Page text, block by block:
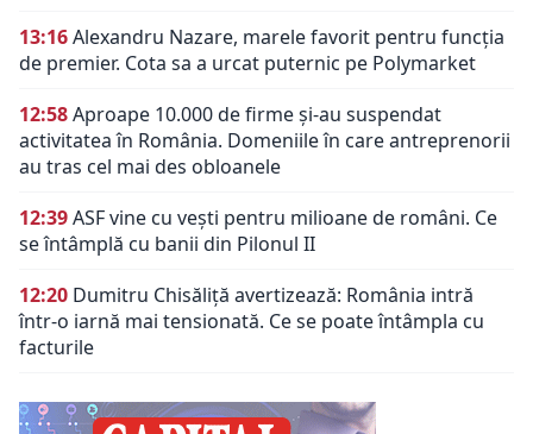
13:16Alexandru Nazare, marele favorit pentru funcția
de premier. Cota sa a urcat puternic pe Polymarket
12:58Aproape 10.000 de firme și-au suspendat
activitatea în România. Domeniile în care antreprenorii
au tras cel mai des obloanele
12:39ASF vine cu vești pentru milioane de români. Ce
se întâmplă cu banii din Pilonul II
12:20 Dumitru Chisăliță avertizează: România intră
într-o iarnă mai tensionată. Ce se poate întâmpla cu
facturile